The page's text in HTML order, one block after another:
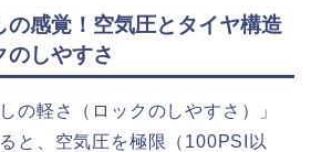
の感覚！空気圧とタイヤ構造
のしやすさ
の軽さ（ロックのしやすさ）」
と、空気圧を極限（100PSI以